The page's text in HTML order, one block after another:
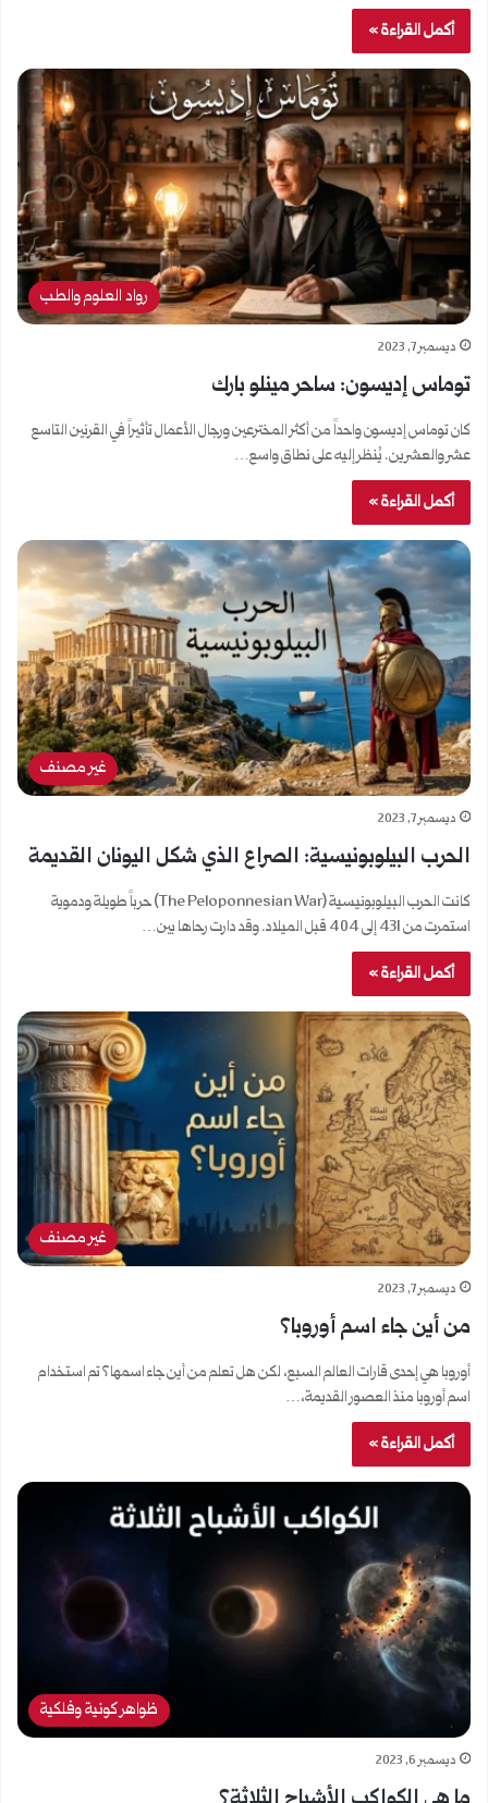
أكمل القراءة »
رواد العلوم والطب
ديسمبر 7, 2023
توماس إديسون: ساحر مينلو بارك
كان توماس إديسون واحداً من أكثر المخترعين ورجال الأعمال تأثيراً في القرنين التاسع
عشر والعشرين. يُنظر إليه على نطاق واسع…
أكمل القراءة »
غير مصنف
ديسمبر 7, 2023
الحرب البيلوبونيسية: الصراع الذي شكل اليونان القديمة
كانت الحرب البيلوبونيسية (The Peloponnesian War) حرباً طويلة ودموية
استمرت من 431 إلى 404 قبل الميلاد. وقد دارت رحاها بين…
أكمل القراءة »
غير مصنف
ديسمبر 7, 2023
من أين جاء اسم أوروبا؟
أوروبا هي إحدى قارات العالم السبع، لكن هل تعلم من أين جاء اسمها؟ تم استخدام
اسم أوروبا منذ العصور القديمة،…
أكمل القراءة »
ظواهر كونية وفلكية
ديسمبر 6, 2023